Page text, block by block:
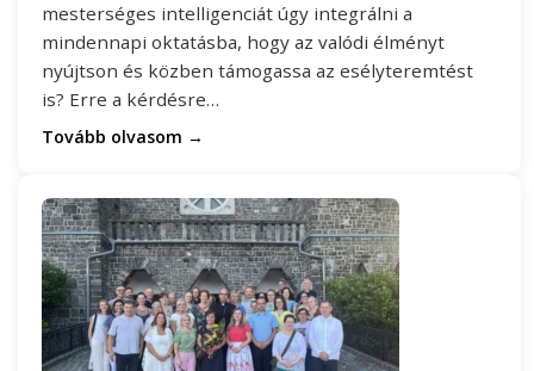
mesterséges intelligenciát úgy integrálni a
mindennapi oktatásba, hogy az valódi élményt
nyújtson és közben támogassa az esélyteremtést
is? Erre a kérdésre…
Tovább olvasom →